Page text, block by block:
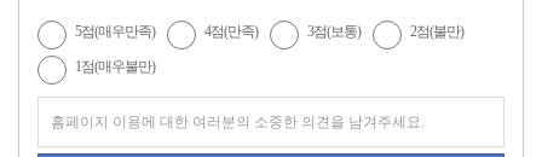
5점(매우만족) 4점(만족) 3점(보통) 2점(불만)
1점(매우불만)